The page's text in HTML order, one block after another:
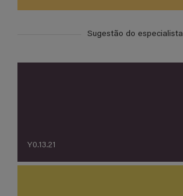
Sugestão do especialista
Y0.13.21